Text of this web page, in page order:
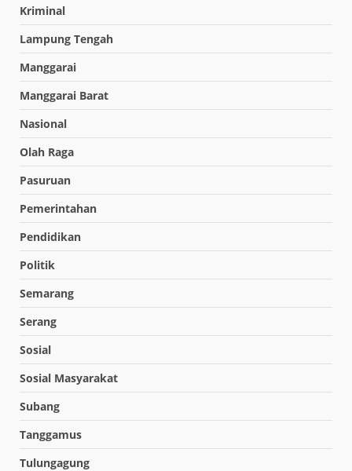
Kriminal
Lampung Tengah
Manggarai
Manggarai Barat
Nasional
Olah Raga
Pasuruan
Pemerintahan
Pendidikan
Politik
Semarang
Serang
Sosial
Sosial Masyarakat
Subang
Tanggamus
Tulungagung